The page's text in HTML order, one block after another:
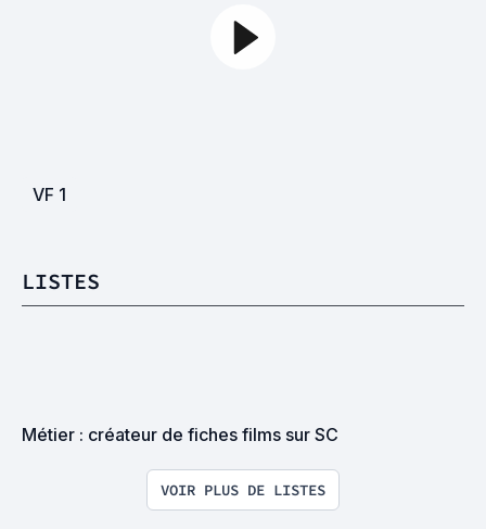
VF 1
LISTES
Métier : créateur de fiches films sur SC
VOIR PLUS DE LISTES